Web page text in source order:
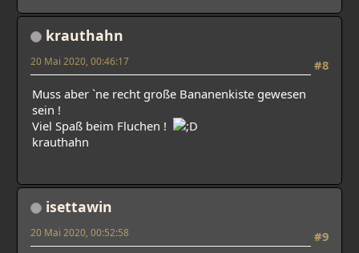
krauthahn
#8
20 Mai 2020, 00:46:17
Muss aber `ne recht große Bananenkiste gewesen
sein !
Viel Spaß beim Fluchen !
krauthahn
isettawin
#9
20 Mai 2020, 00:52:58